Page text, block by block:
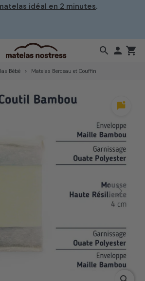
idéal en 2 minutes.
search  shopping_cart
Bébé Matelas Berceau et Couffin
mark_chat_unread
Next